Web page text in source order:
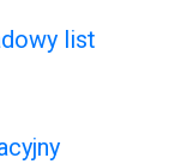
list